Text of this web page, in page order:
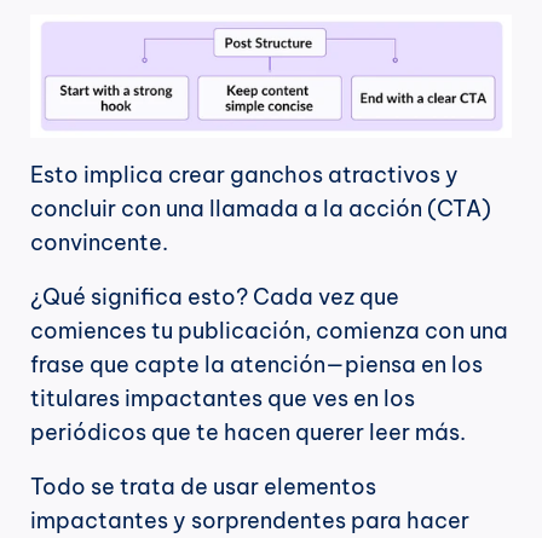
Esto implica crear ganchos atractivos y
concluir con una llamada a la acción (CTA)
convincente.
¿Qué significa esto? Cada vez que
comiences tu publicación, comienza con una
frase que capte la atención—piensa en los
titulares impactantes que ves en los
periódicos que te hacen querer leer más.
Todo se trata de usar elementos
impactantes y sorprendentes para hacer